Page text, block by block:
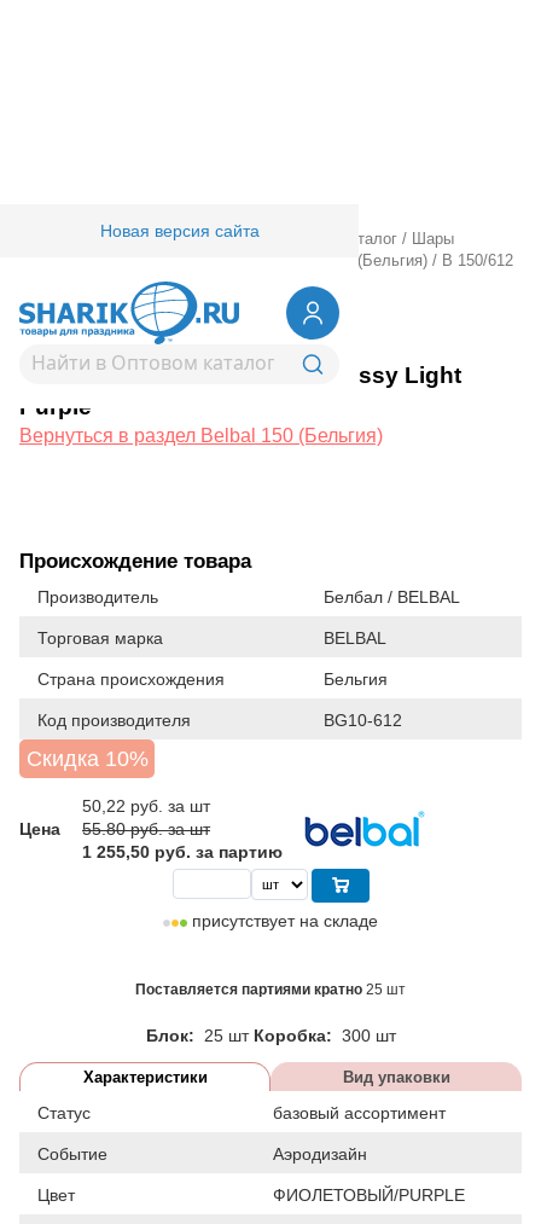
Новая версия сайта
Товары для праздника/ Оптовый каталог /
Шары
Belbal 150 (Бельгия) / В 150/612
Хром Glossy Light Purple
1102-3015В 150/612 Хром Glossy Light
Purple
Вернуться в раздел Belbal 150 (Бельгия)
Происхождение товара
Производитель Белбал / BELBAL
Торговая марка BELBAL
Страна происхождения Бельгия
Код производителя BG10-612
Скидка 10%
Цена
50,22 руб. за шт
55.80 руб. за шт
1 255,50 руб. за партию
присутствует на складе
Поставляется партиями кратно 25 шт
Блок: 25 шт Коробка: 300 шт
Характеристики Вид упаковки
Статус базовый ассортимент
Событие Аэродизайн
Цвет ФИОЛЕТОВЫЙ/PURPLE